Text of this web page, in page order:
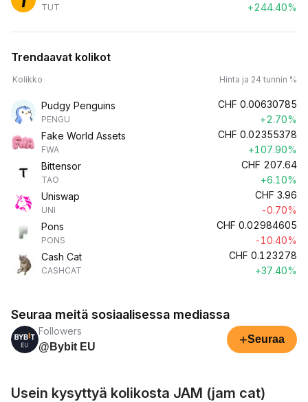
TUT
+244.40%
Trendaavat kolikot
Kolikko Hinta ja 24 tunnin %
Pudgy Penguins
PENGU
CHF 0.00630785
+2.70%
Fake World Assets
FWA
CHF 0.02355378
+107.90%
Bittensor
TAO
CHF 207.64
+6.10%
Uniswap
UNI
CHF 3.96
-0.70%
Pons
PONS
CHF 0.02984605
-10.40%
Cash Cat
CASHCAT
CHF 0.123278
+37.40%
Seuraa meitä sosiaalisessa mediassa
Followers
@Bybit EU
+Seuraa
Usein kysyttyä kolikosta JAM (jam cat)